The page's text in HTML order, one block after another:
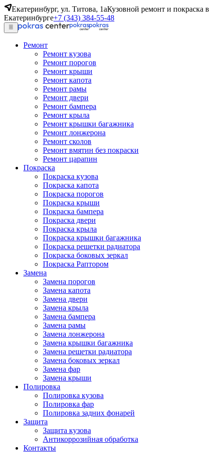
Екатеринбург, ул. Титова, 1аКузовной ремонт и покраска в
Екатеринбурге+7 (343) 384-55-48
Ремонт
Ремонт кузова
Ремонт порогов
Ремонт крыши
Ремонт капота
Ремонт рамы
Ремонт двери
Ремонт бампера
Ремонт крыла
Ремонт крышки багажника
Ремонт лонжерона
Ремонт сколов
Ремонт вмятин без покраски
Ремонт царапин
Покраска
Покраска кузова
Покраска капота
Покраска порогов
Покраска крыши
Покраска бампера
Покраска двери
Покраска крыла
Покраска крышки багажника
Покраска решетки радиатора
Покраска боковых зеркал
Покраска Раптором
Замена
Замена порогов
Замена капота
Замена двери
Замена крыла
Замена бампера
Замена рамы
Замена лонжерона
Замена крышки багажника
Замена решетки радиатора
Замена боковых зеркал
Замена фар
Замена крыши
Полировка
Полировка кузова
Полировка фар
Полировка задних фонарей
Защита
Защита кузова
Антикоррозийная обработка
Контакты